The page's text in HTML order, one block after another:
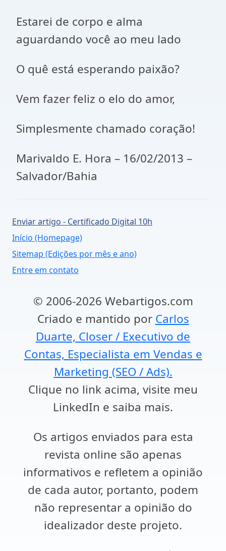
Estarei de corpo e alma
aguardando você ao meu lado
O quê está esperando paixão?
Vem fazer feliz o elo do amor,
Simplesmente chamado coração!
Marivaldo E. Hora – 16/02/2013 –
Salvador/Bahia
Enviar artigo - Certificado Digital 10h
Início (Homepage)
Sitemap (Edições por mês e ano)
Entre em contato
© 2006-2026 Webartigos.com
Criado e mantido por Carlos
Duarte, Closer / Executivo de
Contas, Especialista em Vendas e
Marketing (SEO / Ads).
Clique no link acima, visite meu
LinkedIn e saiba mais.
Os artigos enviados para esta
revista online são apenas
informativos e refletem a opinião
de cada autor, portanto, podem
não representar a opinião do
idealizador deste projeto.